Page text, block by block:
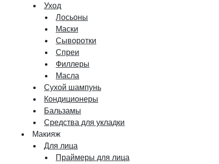
Уход
Лосьоны
Маски
Сыворотки
Спреи
Филлеры
Масла
Сухой шампунь
Кондиционеры
Бальзамы
Средства для укладки
Макияж
Для лица
Праймеры для лица